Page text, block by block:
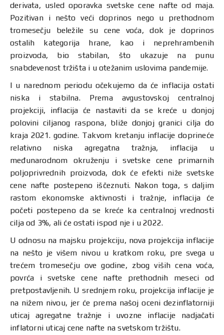
derivata, usled oporavka svetske cene nafte od maja.
Pozitivan i nešto veći doprinos nego u prethodnom
tromesečju beležile su cene voća, dok je doprinos
ostalih kategorija hrane, kao i neprehrambenih
proizvoda, bio stabilan, što ukazuje na punu
snabdevenost tržišta i u otežanim uslovima pandemije.
I u narednom periodu očekujemo da će inflacija ostati
niska i stabilna. Prema avgustovskoj centralnoj
projekciji, inflacija će nastaviti da se kreće u donjoj
polovini ciljanog raspona, bliže donjoj granici cilja do
kraja 2021. godine. Takvom kretanju inflacije doprineće
relativno niska agregatna tražnja, inflacija u
međunarodnom okruženju i svetske cene primarnih
poljoprivrednih proizvoda, dok će efekti niže svetske
cene nafte postepeno iščeznuti. Nakon toga, s daljim
rastom ekonomske aktivnosti i tražnje, inflacija će
početi postepeno da se kreće ka centralnoj vrednosti
cilja od 3%, ali će ostati ispod nje i u 2022.
U odnosu na majsku projekciju, nova projekcija inflacije
na nešto je višem nivou u kratkom roku, pre svega u
trećem tromesečju ove godine, zbog viših cena voća,
povrća i svetske cene nafte prethodnih meseci od
pretpostavljenih. U srednjem roku, projekcija inflacije je
na nižem nivou, jer će prema našoj oceni dezinflatorniji
uticaj agregatne tražnje i uvozne inflacije nadjačati
inflatorni uticaj cene nafte na svetskom tržištu.